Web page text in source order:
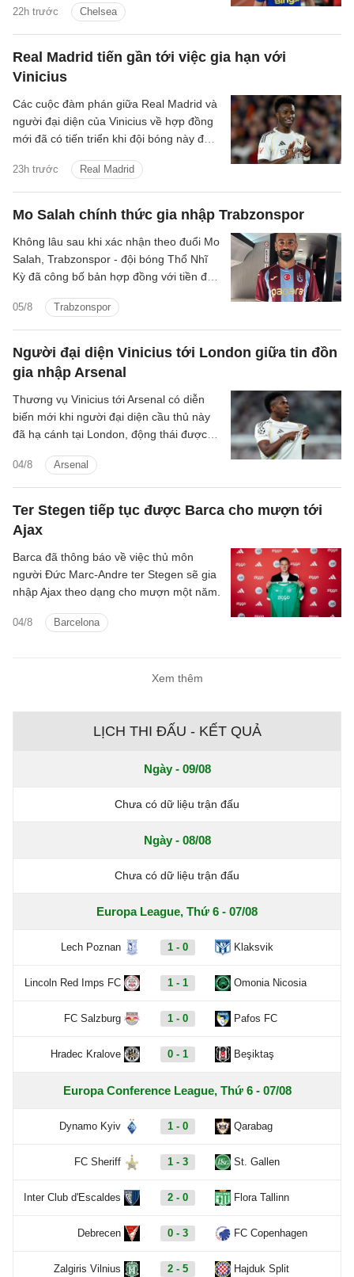
22h trước Chelsea
Real Madrid tiến gần tới việc gia hạn với
Vinicius
23h trước Real Madrid
Các cuộc đàm phán giữa Real Madrid và
người đại diện của Vinicius về hợp đồng
mới đã có tiến triển khi đội bóng này đưa
Mo Salah chính thức gia nhập Trabzonspor
05/8 Trabzonspor
Không lâu sau khi xác nhận theo đuổi Mo
Salah, Trabzonspor - đội bóng Thổ Nhĩ
Kỳ đã công bố bản hợp đồng với tiền đạo
Người đại diện Vinicius tới London giữa tin đồn
gia nhập Arsenal
04/8 Arsenal
Thương vụ Vinicius tới Arsenal có diễn
biến mới khi người đại diện cầu thủ này
đã hạ cánh tại London, động thái được
Ter Stegen tiếp tục được Barca cho mượn tới
Ajax
04/8 Barcelona
Barca đã thông báo về việc thủ môn
người Đức Marc-Andre ter Stegen sẽ gia
nhập Ajax theo dạng cho mượn một năm.
Xem thêm
LỊCH THI ĐẤU - KẾT QUẢ
Ngày - 09/08
Chưa có dữ liệu trận đấu
Ngày - 08/08
Chưa có dữ liệu trận đấu
Europa League, Thứ 6 - 07/08
Lech Poznan 1 - 0 Klaksvik
Lincoln Red Imps FC 1 - 1 Omonia Nicosia
FC Salzburg 1 - 0 Pafos FC
Hradec Kralove 0 - 1 Beşiktaş
Europa Conference League, Thứ 6 - 07/08
Dynamo Kyiv 1 - 0 Qarabag
FC Sheriff 1 - 3 St. Gallen
Inter Club d'Escaldes 2 - 0 Flora Tallinn
Debrecen 0 - 3 FC Copenhagen
Zalgiris Vilnius 2 - 5 Hajduk Split